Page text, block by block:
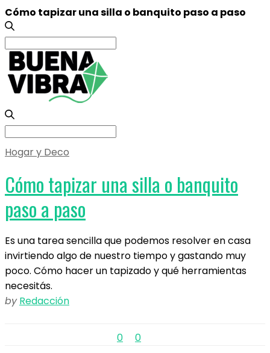
Cómo tapizar una silla o banquito paso a paso
Search
for:
Search
Hogar y Deco
Cómo tapizar una silla o banquito
paso a paso
Es una tarea sencilla que podemos resolver en casa
invirtiendo algo de nuestro tiempo y gastando muy
poco. Cómo hacer un tapizado y qué herramientas
necesitás.
by Redacción
0 0